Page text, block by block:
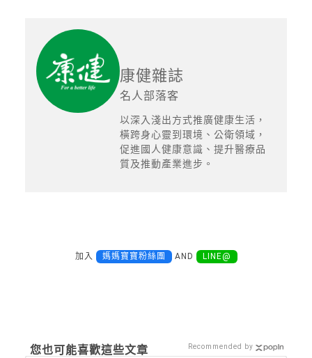
康健雜誌
名人部落客
以深入淺出方式推廣健康生活，
橫跨身心靈到環境、公衛領域，
促進國人健康意識、提升醫療品
質及推動產業進步。
加入 媽媽寶寶粉絲團 AND LINE@
您也可能喜歡這些文章 Recommended by